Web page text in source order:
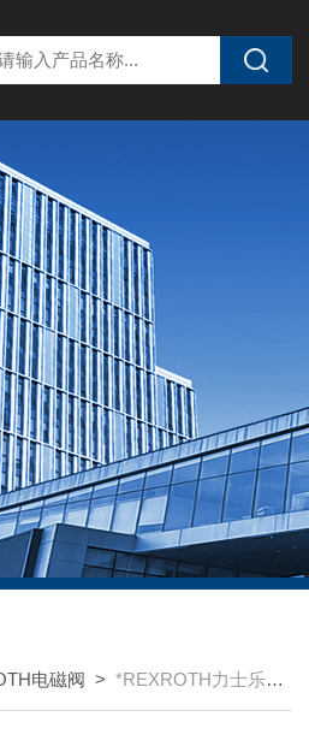
电磁阀 >*REXROTH力士乐电磁阀阀现货